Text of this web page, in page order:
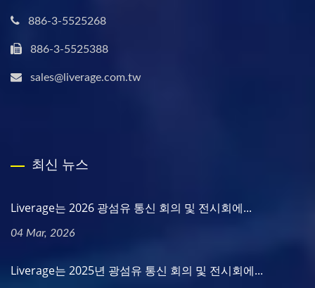
886-3-5525268
886-3-5525388
sales@liverage.com.tw
최신 뉴스
Liverage는 2026 광섬유 통신 회의 및 전시회에...
04 Mar, 2026
Liverage는 2025년 광섬유 통신 회의 및 전시회에...